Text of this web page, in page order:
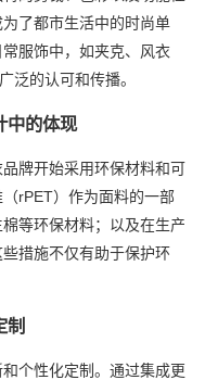
了都市生活中的时尚单
服饰中，如夹克、风衣
泛的认可和传播。
中的体现
牌开始采用环保材料和可
rPET）作为面料的一部
等环保材料；以及在生产
措施不仅有助于保护环
制
个性化定制。通过集成更